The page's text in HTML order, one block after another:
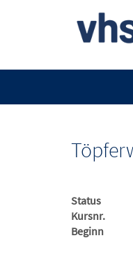
Status
Kursnr.
Beginn